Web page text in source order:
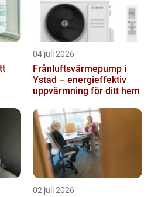
04 juli 2026
Frånluftsvärmepump i
Ystad – energieffektiv
uppvärmning för ditt hem
02 juli 2026